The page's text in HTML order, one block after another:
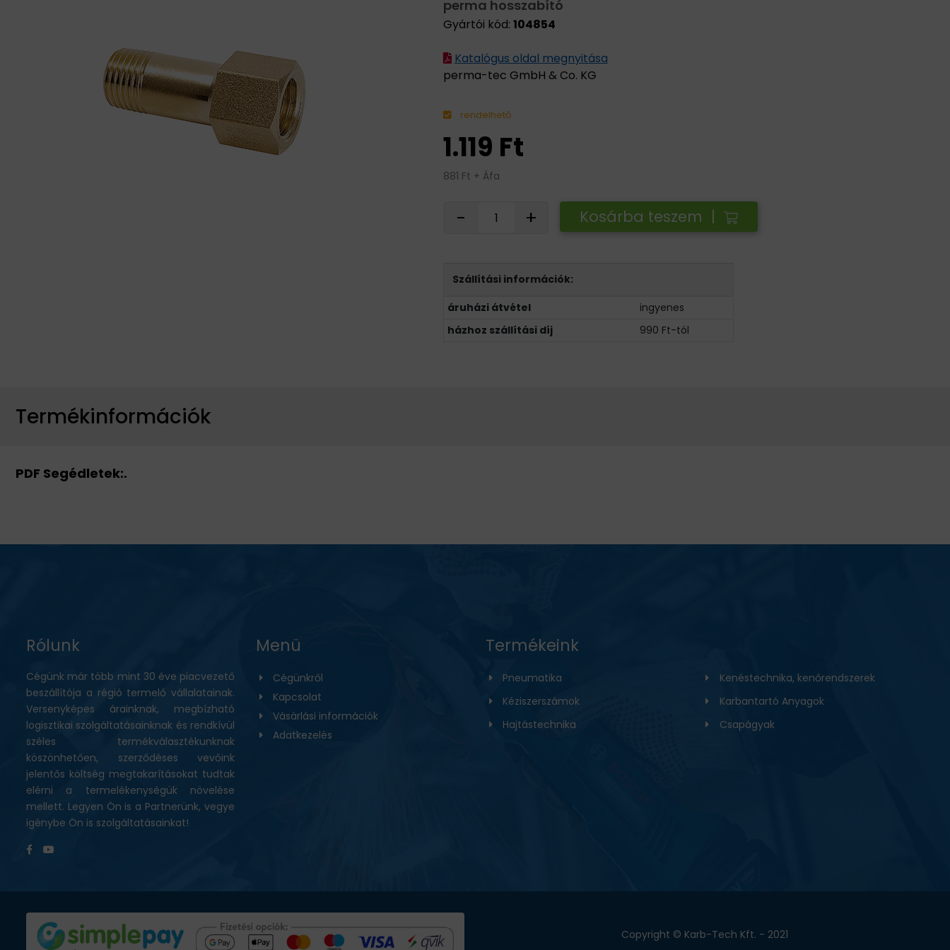
perma hosszabító
Gyártói kód: 104854
Katalógus oldal megnyitása
perma-tec GmbH & Co. KG
rendelhető
1.119 Ft
881 Ft + Áfa
- + Kosárba teszem |
Szállítási információk:
áruházi átvétel
ingyenes
házhoz szállítási díj
990 Ft-tól
Termékinformációk
PDF Segédletek:.
Rólunk
Cégünk már több mint 30 éve piacvezető
beszállítója a régió termelő vállalatainak.
Versenyképes árainknak, megbízható
logisztikai szolgáltatásainknak és rendkívül
széles termékválasztékunknak
köszönhetően, szerződéses vevőink
jelentős költség megtakarításokat tudtak
elérni a termelékenységük növelése
mellett. Legyen Ön is a Partnerünk, vegye
igénybe Ön is szolgáltatásainkat!
Menü
Cégünkről
Kapcsolat
Vásárlási információk
Adatkezelés
Termékeink
Pneumatika
Kéziszerszámok
Hajtástechnika
Kenéstechnika, kenőrendszerek
Karbantartó Anyagok
Csapágyak
Copyright © Karb-Tech Kft. - 2021